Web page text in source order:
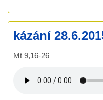
kázání
Mt 9,16-26